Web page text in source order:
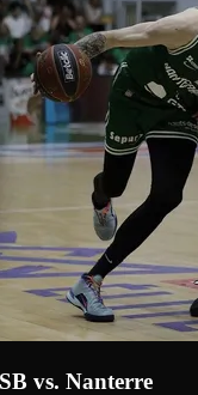
vs. Nanterre